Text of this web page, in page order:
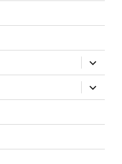
ouvrir
le
sous-
menu
ouvrir
le
sous-